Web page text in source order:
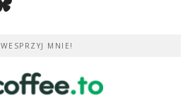
WESPRZYJ MNIE!